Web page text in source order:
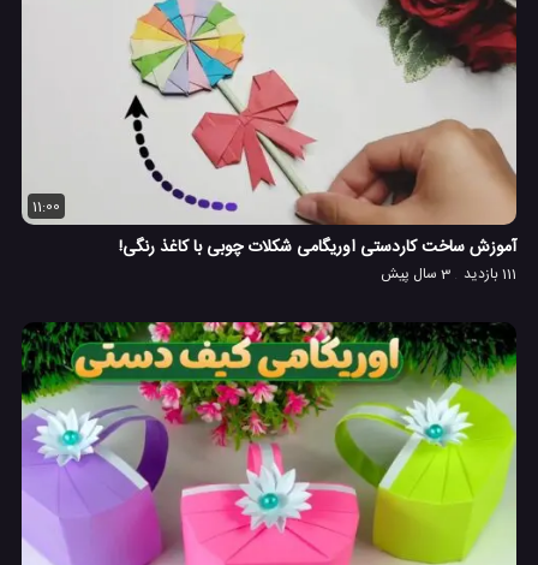
11:00
آموزش ساخت کاردستی اوریگامی شکلات چوبی با کاغذ رنگی!
111 بازدید 3 سال پیش